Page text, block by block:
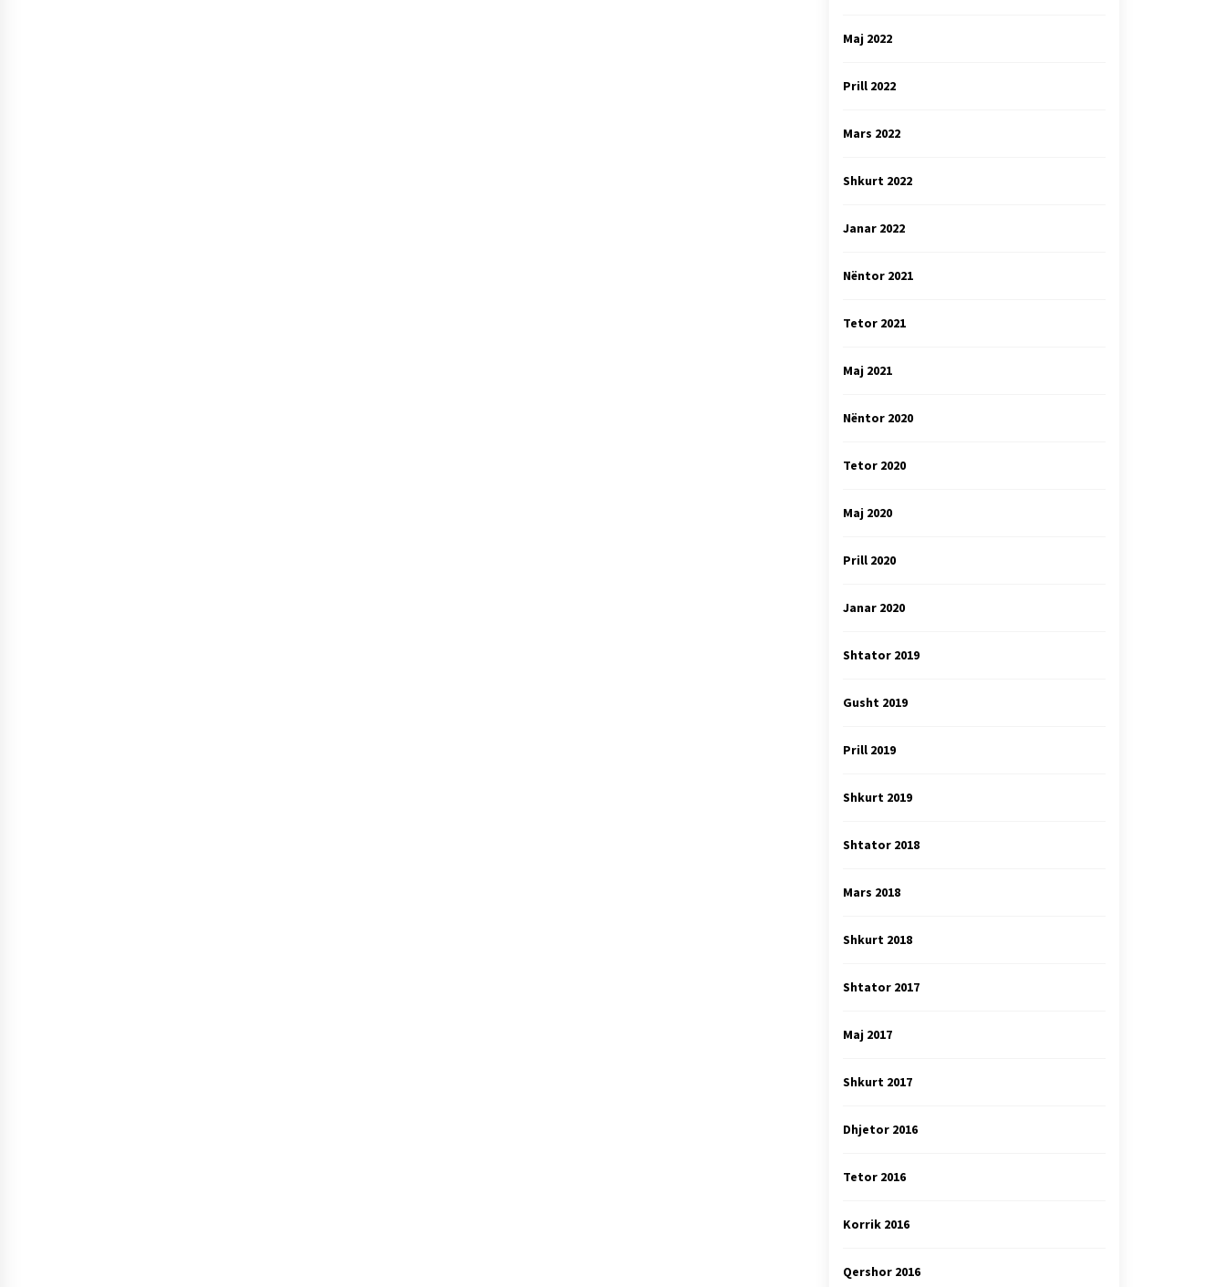
Maj 2022
Prill 2022
Mars 2022
Shkurt 2022
Janar 2022
Nëntor 2021
Tetor 2021
Maj 2021
Nëntor 2020
Tetor 2020
Maj 2020
Prill 2020
Janar 2020
Shtator 2019
Gusht 2019
Prill 2019
Shkurt 2019
Shtator 2018
Mars 2018
Shkurt 2018
Shtator 2017
Maj 2017
Shkurt 2017
Dhjetor 2016
Tetor 2016
Korrik 2016
Qershor 2016